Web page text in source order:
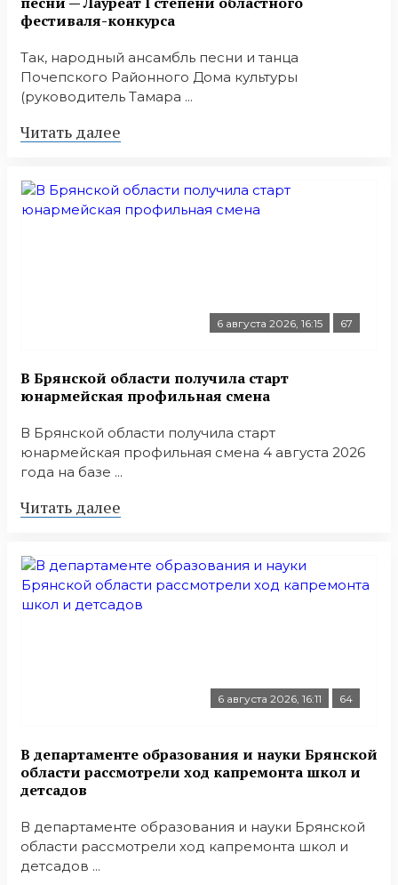
фестиваля-конкурса
Так, народный ансамбль песни и танца
Почепского Районного Дома культуры
(руководитель Тамара ...
Читать далее
6 августа 2026, 16:15 67
В Брянской области получила старт
юнармейская профильная смена
В Брянской области получила старт
юнармейская профильная смена 4 августа 2026
года на базе ...
Читать далее
6 августа 2026, 16:11 64
В департаменте образования и науки Брянской
области рассмотрели ход капремонта школ и
детсадов
В департаменте образования и науки Брянской
области рассмотрели ход капремонта школ и
детсадов ...